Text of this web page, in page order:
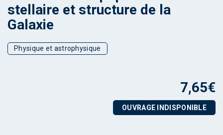
stellaire et structure de la
Galaxie
Physique et astrophysique
7,65€
OUVRAGE INDISPONIBLE